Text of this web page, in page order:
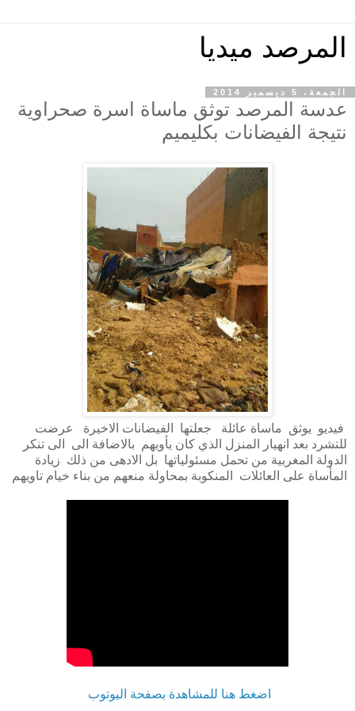
المرصد ميديا
الجمعة، 5 ديسمبر 2014
عدسة المرصد توثق ماساة اسرة صحراوية
نتيجة الفيضانات بكليميم
فيديو يوثق ماساة عائلة جعلتها الفيضانات الاخيرة عرضت
للتشرد بعد انهيار المنزل الذي كان يأويهم بالاضافة الى الى تنكر
الدولة المغربية من تحمل مسئولياتها بل الادهى من ذلك زيادة
المأساة على العائلات المنكوبة بمحاولة منعهم من بناء خيام تاويهم
اضغط هنا للمشاهدة بصفحة اليوتوب